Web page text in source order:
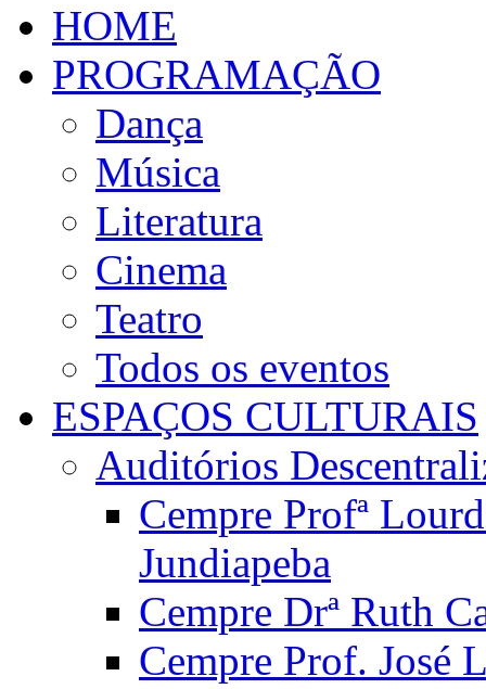
HOME
PROGRAMAÇÃO
Dança
Música
Literatura
Cinema
Teatro
Todos os eventos
ESPAÇOS CULTURAIS
Auditórios
Cempre Profª
Jundiapeba
Cempre Drª Ruth
Cempre Prof. José